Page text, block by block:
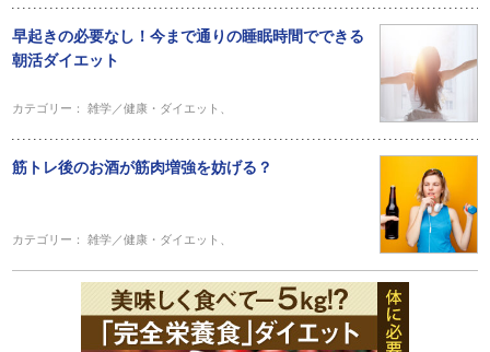
早起きの必要なし！今まで通りの睡眠時間でできる
朝活ダイエット
カテゴリー：雑学／健康・ダイエット
筋トレ後のお酒が筋肉増強を妨げる？
カテゴリー：雑学／健康・ダイエット